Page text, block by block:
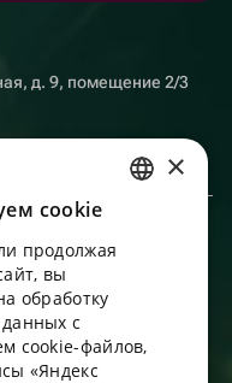
д. 9, помещение 2/3
области информационных
ENGLISH
UKRAINIAN
PORTUGUESE
×
сookie
продолжая
вы
обработку
с
cookie-файлов,
«Яндекс